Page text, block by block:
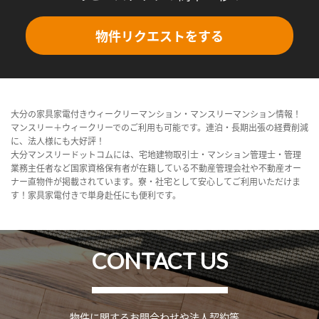
物件リクエストをする
大分の家具家電付きウィークリーマンション・マンスリーマンション情報！
マンスリー＋ウィークリーでのご利用も可能です。連泊・長期出張の経費削減
に、法人様にも大好評！
大分マンスリードットコムには、宅地建物取引士・マンション管理士・管理
業務主任者など国家資格保有者が在籍している不動産管理会社や不動産オー
ナー直物件が掲載されています。寮・社宅として安心してご利用いただけま
す！家具家電付きで単身赴任にも便利です。
CONTACT US